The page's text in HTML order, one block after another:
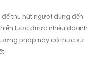
thu hút người dùng đến
lược được nhiều doanh
pháp này có thực sự